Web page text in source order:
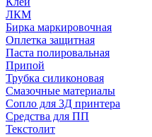
ЛКМ
Бирка маркировочная
Оплетка защитная
Паста полировальная
Припой
Трубка силиконовая
Смазочные материалы
Сопло для 3Д принтера
Средства для ПП
Текстолит